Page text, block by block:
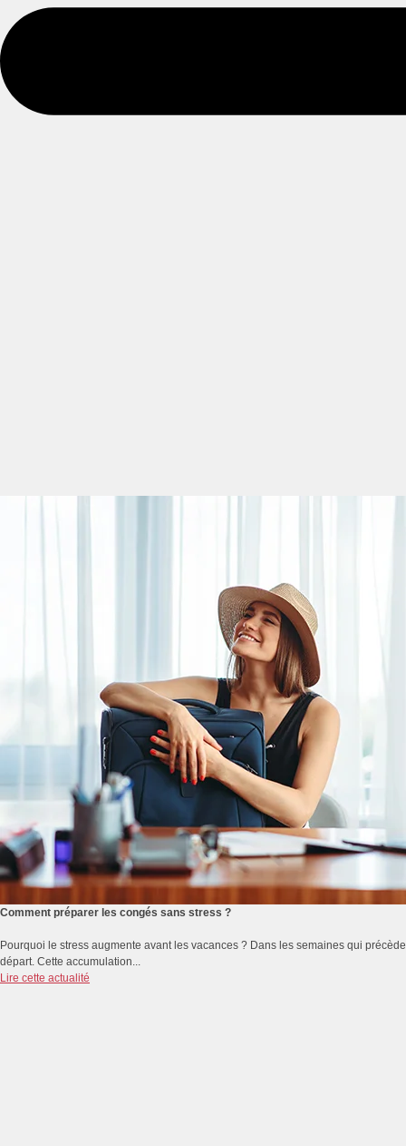
Comment préparer les congés sans stress ?
Pourquoi le stress augmente avant les vacances ? Dans les semaines qui
départ. Cette accumulation...
Lire cette actualité